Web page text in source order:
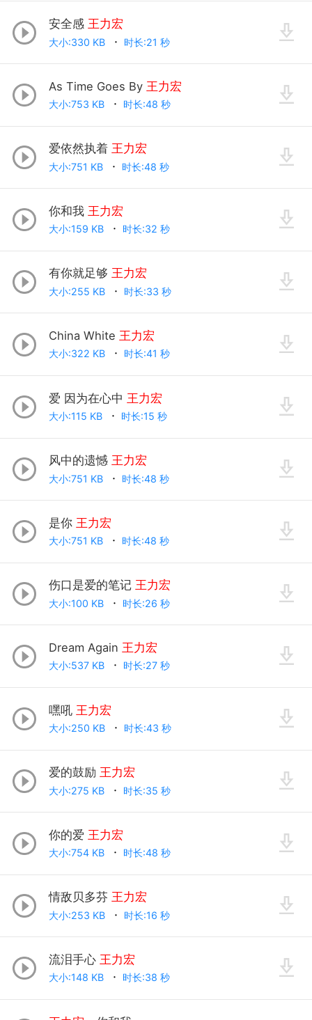
安全感 王力宏
大小:330 KB 时长:21 秒
As Time Goes By 王力宏
大小:753 KB 时长:48 秒
爱依然执着 王力宏
大小:751 KB 时长:48 秒
你和我 王力宏
大小:159 KB 时长:32 秒
有你就足够 王力宏
大小:255 KB 时长:33 秒
China White 王力宏
大小:322 KB 时长:41 秒
爱 因为在心中 王力宏
大小:115 KB 时长:15 秒
风中的遗憾 王力宏
大小:751 KB 时长:48 秒
是你 王力宏
大小:751 KB 时长:48 秒
伤口是爱的笔记 王力宏
大小:100 KB 时长:26 秒
Dream Again 王力宏
大小:537 KB 时长:27 秒
嘿吼 王力宏
大小:250 KB 时长:43 秒
爱的鼓励 王力宏
大小:275 KB 时长:35 秒
你的爱 王力宏
大小:754 KB 时长:48 秒
情敌贝多芬 王力宏
大小:253 KB 时长:16 秒
流泪手心 王力宏
大小:148 KB 时长:38 秒